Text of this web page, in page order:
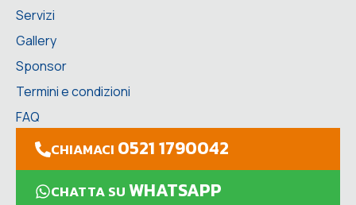
Servizi
Gallery
Sponsor
Termini e condizioni
FAQ
CHIAMACI 0521 1790042
CHATTA SUWHATSAPP